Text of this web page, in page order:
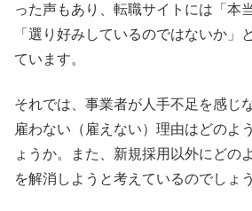
った声もあり、転職サイトには「本
「選り好みしているのではないか」
ています。
それでは、事業者が人手不足を感じ
雇わない（雇えない）理由はどのよ
ょうか。また、新規採用以外にどの
を解消しようと考えているのでしょう